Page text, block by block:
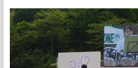
ん!
奥
三
河
茶
臼